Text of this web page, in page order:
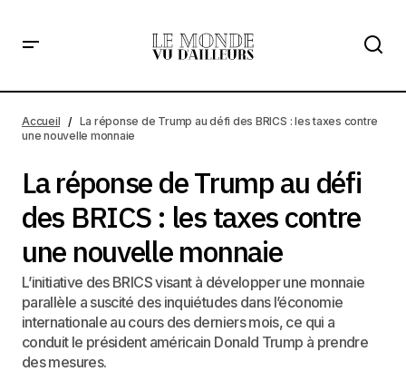
une nouvelle monnaie
Accueil
La réponse de Trump au défi des BRICS : les taxes contre
une nouvelle monnaie
La réponse de Trump au défi
des BRICS : les taxes contre
une nouvelle monnaie
L’initiative des BRICS visant à développer une monnaie
parallèle a suscité des inquiétudes dans l’économie
internationale au cours des derniers mois, ce qui a
conduit le président américain Donald Trump à prendre
des mesures.